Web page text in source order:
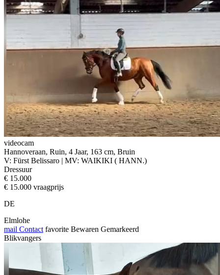
videocam
Hannoveraan, Ruin, 4 Jaar, 163 cm, Bruin
V: Fürst Belissaro | MV: WAIKIKI ( HANN.)
Dressuur
€ 15.000
€ 15.000 vraagprijs
DE
Elmlohe
mail Contact favorite Bewaren Gemarkeerd
Blikvangers